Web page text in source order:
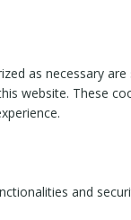
as necessary
website. These
and